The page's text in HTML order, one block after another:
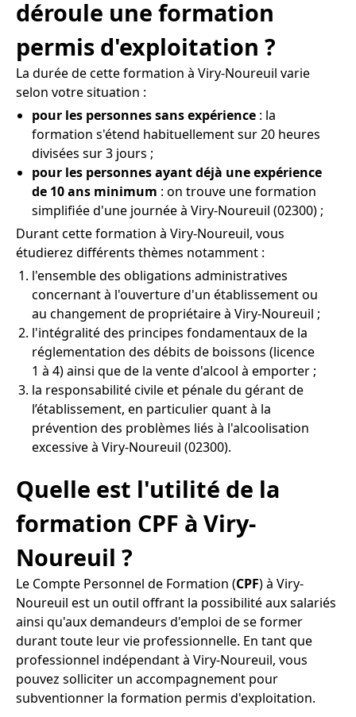
déroule une formation
permis d'exploitation ?
La durée de cette formation à Viry-Noureuil varie
selon votre situation :
pour les personnes sans expérience : la
formation s'étend habituellement sur 20 heures
divisées sur 3 jours ;
pour les personnes ayant déjà une expérience
de 10 ans minimum : on trouve une formation
simplifiée d'une journée à Viry-Noureuil (02300) ;
Durant cette formation à Viry-Noureuil, vous
étudierez différents thèmes notamment :
l'ensemble des obligations administratives
concernant à l'ouverture d'un établissement ou
au changement de propriétaire à Viry-Noureuil ;
l'intégralité des principes fondamentaux de la
réglementation des débits de boissons (licence
1 à 4) ainsi que de la vente d'alcool à emporter ;
la responsabilité civile et pénale du gérant de
l’établissement, en particulier quant à la
prévention des problèmes liés à l'alcoolisation
excessive à Viry-Noureuil (02300).
Quelle est l'utilité de la
formation CPF à Viry-
Noureuil ?
Le Compte Personnel de Formation (CPF) à Viry-
Noureuil est un outil offrant la possibilité aux salariés
ainsi qu'aux demandeurs d'emploi de se former
durant toute leur vie professionnelle. En tant que
professionnel indépendant à Viry-Noureuil, vous
pouvez solliciter un accompagnement pour
subventionner la formation permis d'exploitation.